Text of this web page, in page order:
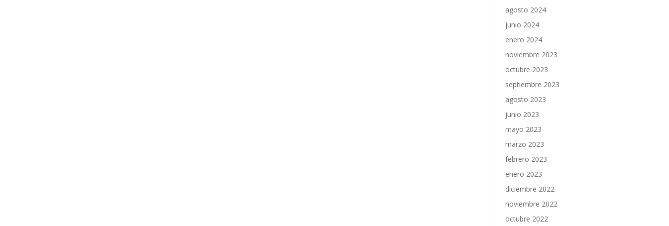
agosto 2024
junio 2024
enero 2024
noviembre 2023
octubre 2023
septiembre 2023
agosto 2023
junio 2023
mayo 2023
marzo 2023
febrero 2023
enero 2023
diciembre 2022
noviembre 2022
octubre 2022